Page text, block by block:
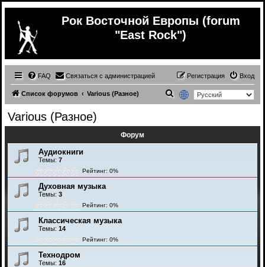
Рок Восточной Европы (forum
"East Rock")
FAQ Связаться с администрацией Вход
Регистрация
Список форумов Various (Разное)
Various (Разное)
Форум
Аудиокниги
Темы: 7
Рейтинг: 0%
Духовная музыка
Темы: 3
Рейтинг: 0%
Классическая музыка
Темы: 14
Рейтинг: 0%
Технодром
Темы: 16